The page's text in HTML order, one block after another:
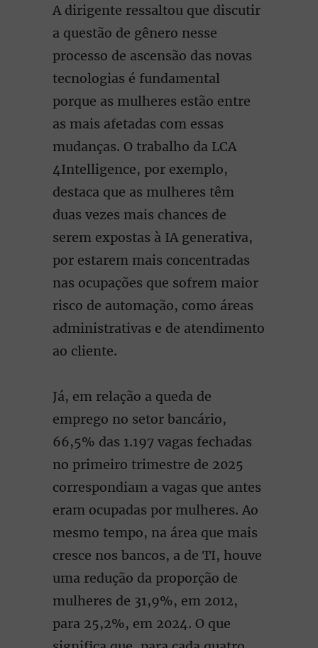
A dirigente ressaltou que discutir
a questão de gênero nesse
processo de ascensão das novas
tecnologias é fundamental
porque as mulheres estão entre
as mais afetadas com essas
mudanças. O trabalho da LCA
4Intelligence, por exemplo,
destaca que as mulheres têm
duas vezes mais chances de
serem expostas à IA generativa,
por estarem mais concentradas
nas ocupações que sofrem maior
risco de automação, como áreas
administrativas e de atendimento
ao cliente.
Já, em relação a queda de
emprego no setor bancário,
66,5% das 1.197 vagas fechadas
no primeiro trimestre de 2025
correspondiam a vagas que antes
eram ocupadas por mulheres. Ao
mesmo tempo, na área que mais
cresce nos bancos, a de TI, houve
uma redução da proporção de
mulheres de 31,9%, em 2012,
para 25,2%, em 2024. O que